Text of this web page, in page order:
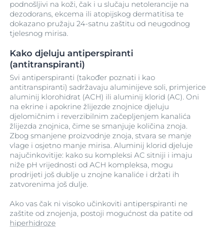
podnošljivi na koži, čak i u slučaju netolerancije na
dezodorans, ekcema ili atopijskog dermatitisa te
dokazano pružaju 24-satnu zaštitu od neugodnog
tjelesnog mirisa.
Kako djeluju antiperspiranti
(antitranspiranti)
Svi antiperspiranti (također poznati i kao
antitranspiranti) sadržavaju aluminijeve soli, primjerice
aluminij klorohidrat (ACH) ili aluminij klorid (AC). Oni
na ekrine i apokrine žlijezde znojnice djeluju
djelomičnim i reverzibilnim začepljenjem kanalića
žlijezda znojnica, čime se smanjuje količina znoja.
Zbog smanjene proizvodnje znoja, stvara se manje
vlage i osjetno manje mirisa. Aluminij klorid djeluje
najučinkovitije: kako su kompleksi AC sitniji i imaju
niže pH vrijednosti od ACH kompleksa, mogu
prodrijeti još dublje u znojne kanaliće i držati ih
zatvorenima još dulje.
Ako vas čak ni visoko učinkoviti antiperspiranti ne
zaštite od znojenja, postoji mogućnost da patite od
hiperhidroze